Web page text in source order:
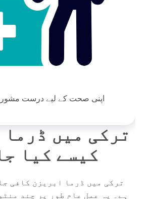
اپنی صحت کے لیے درست
ترکی میں
کیسے کیا
ترکی میں ڈرما ابریزن کافی
ہے۔ یہ عمل عام طور پر چند